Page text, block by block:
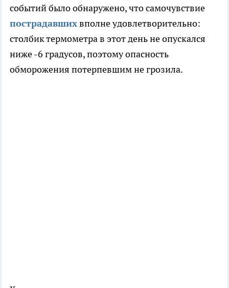
событий было обнаружено, что самочувствие
пострадавшихвполне удовлетворительно:
столбик термометра в этот день не опускался
ниже -6 градусов, поэтому опасность
обморожения потерпевшим не грозила.